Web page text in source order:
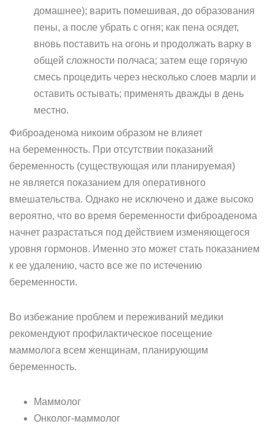
домашнее); варить помешивая, до образования
пены, а после убрать с огня; как пена осядет,
вновь поставить на огонь и продолжать варку в
общей сложности полчаса; затем еще горячую
смесь процедить через несколько слоев марли и
оставить остывать; применять дважды в день
местно.
Фиброаденома никоим образом не влияет
на беременность. При отсутствии показаний
беременность (существующая или планируемая)
не является показанием для оперативного
вмешательства. Однако не исключено и даже высоко
вероятно, что во время беременности фиброаденома
начнет разрастаться под действием изменяющегося
уровня гормонов. Именно это может стать показанием
к ее удалению, часто все же по истечению
беременности.
Во избежание проблем и переживаний медики
рекомендуют профилактическое посещение
маммолога всем женщинам, планирующим
беременность.
Маммолог
Онколог-маммолог